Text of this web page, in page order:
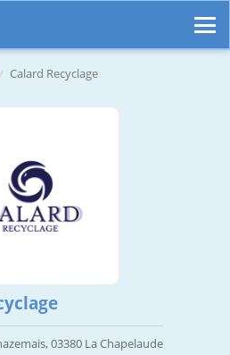
Calard Recyclage
03380 La Chapelaude